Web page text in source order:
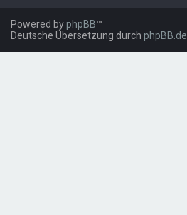
Powered byphpBB™
Deutsche Übersetzung durch phpBB.de